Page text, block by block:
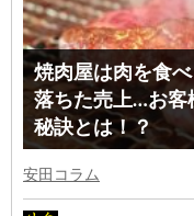
焼肉屋は肉を食
落ちた売上…お客
秘訣とは！？
安田コラム